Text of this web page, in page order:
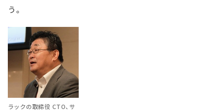
う。
ラックの取締役 CTO、サ